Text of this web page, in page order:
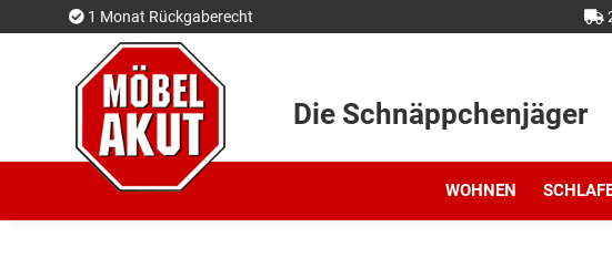
1 Monat Rückgaberecht
Die Schnäppchenjäger
WOHNEN